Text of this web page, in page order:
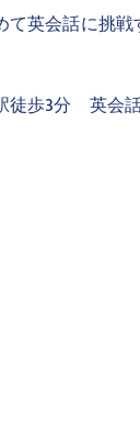
て英会話に挑
歩3分 英会